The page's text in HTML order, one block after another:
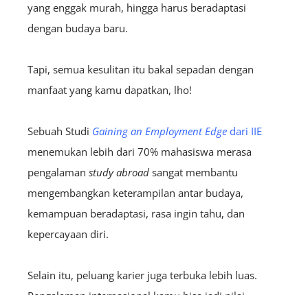
yang enggak murah, hingga harus beradaptasi
dengan budaya baru.
Tapi, semua kesulitan itu bakal sepadan dengan
manfaat yang kamu dapatkan, lho!
Sebuah Studi Gaining an Employment Edge dari IIE
menemukan lebih dari 70% mahasiswa merasa
pengalaman study abroad sangat membantu
mengembangkan keterampilan antar budaya,
kemampuan beradaptasi, rasa ingin tahu, dan
kepercayaan diri.
Selain itu, peluang karier juga terbuka lebih luas.